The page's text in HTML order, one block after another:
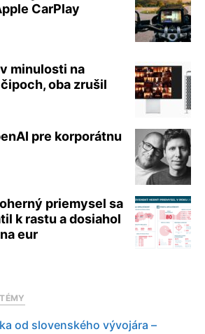
CarPlay
minulosti na
oba zrušil
pre korporátnu
priemysel sa
k rastu a dosiahol
eur
od slovenského vývojára –